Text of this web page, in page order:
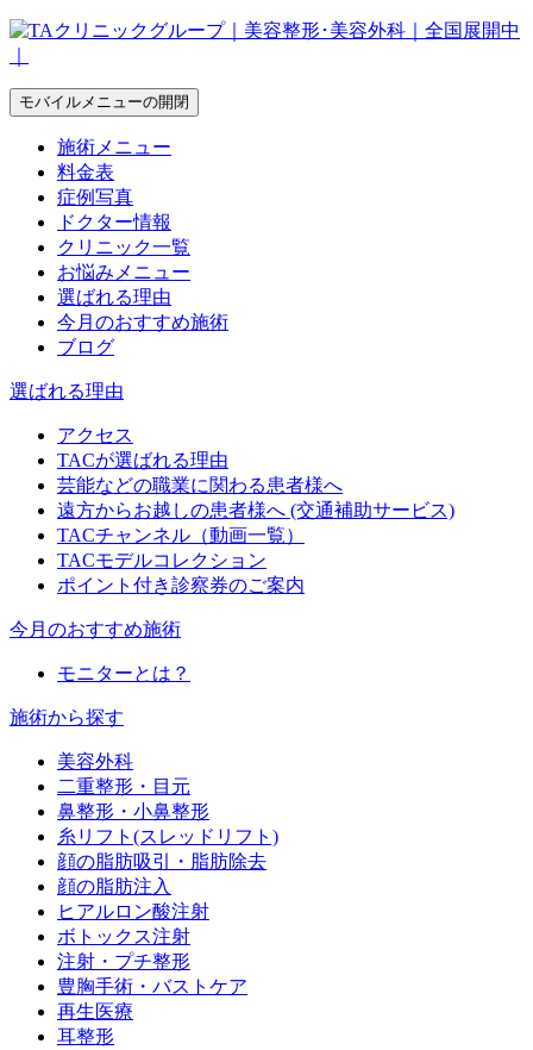
モバイルメニューの開閉
施術メニュー
料金表
症例写真
ドクター情報
クリニック一覧
お悩みメニュー
選ばれる理由
今月のおすすめ施術
ブログ
選ばれる理由
アクセス
TACが選ばれる理由
芸能などの職業に関わる患者様へ
遠方からお越しの患者様へ (交通補助サービス)
TACチャンネル（動画一覧）
TACモデルコレクション
ポイント付き診察券のご案内
今月のおすすめ施術
モニターとは？
施術から探す
美容外科
二重整形・目元
鼻整形・小鼻整形
糸リフト(スレッドリフト)
顔の脂肪吸引・脂肪除去
顔の脂肪注入
ヒアルロン酸注射
ボトックス注射
注射・プチ整形
豊胸手術・バストケア
再生医療
耳整形